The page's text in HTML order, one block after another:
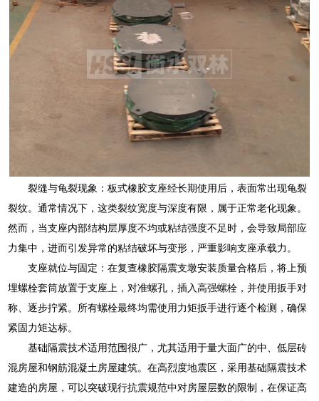
裂缝与龟裂现象：板式橡胶支座经长期使用后，表面常出现龟裂
裂纹。通常情况下，这类裂纹宽度与深度有限，属于正常老化现象。
然而，当支座内部结构层厚度不均或粘结强度不足时，会导致局部应
力集中，进而引发异常的粘结破坏与变形，严重影响支座承载力。
支座就位与固定：在复查橡胶隔震支墩安装质量合格后，将上预
埋螺栓套筒放置于支座上，对准螺孔，插入高强螺栓，并使用扳手对
称、逐步拧紧。所有螺栓最终均需使用力矩扳手进行逐个检测，确保
紧固力矩达标。
基础隔震技术适用范围很广，尤其适用于量大面广的中、低层砖
混房屋和钢筋混凝土房屋建筑。在高烈度地震区，采用基础隔震技术
建造的房屋，可以突破现行抗震规范中对房屋层数的限制，在保证高